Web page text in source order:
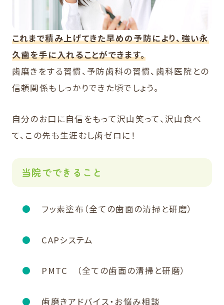
これまで積み上げてきた早めの予防により、強い永
久歯を手に入れることができます。
歯磨きをする習慣、予防歯科の習慣、歯科医院との
信頼関係もしっかりできた頃でしょう。
自分のお口に自信をもって沢山笑って、沢山食べ
て、この先も生涯むし歯ゼロに！
当院でできること
フッ素塗布（全ての歯面の清掃と研磨）
CAPシステム
PMTC （全ての歯面の清掃と研磨）
歯磨きアドバイス・お悩み相談